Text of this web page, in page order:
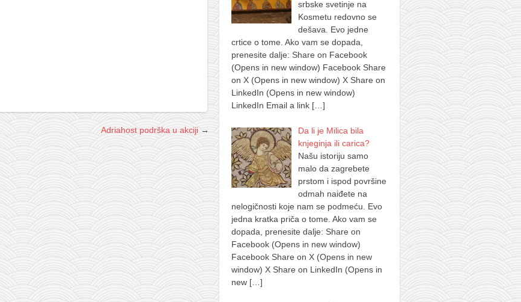
Adriahost podrška u akciji→
srbske svetinje na
Kosmetu redovno se
dešava. Evo jedne
crtice o tome. Ako vam se dopada,
prenesite dalje: Share on Facebook
(Opens in new window) Facebook Share
on X (Opens in new window) X Share on
LinkedIn (Opens in new window)
LinkedIn Email a link […]
Da li je Milica bila
knjeginja ili carica?
Našu istoriju samo
malo da zagrebete
prstom i ispod površine
odmah naiđete na
nelogičnosti koje nam se podmeću. Evo
jedna kratka priča o tome. Ako vam se
dopada, prenesite dalje: Share on
Facebook (Opens in new window)
Facebook Share on X (Opens in new
window) X Share on LinkedIn (Opens in
new […]